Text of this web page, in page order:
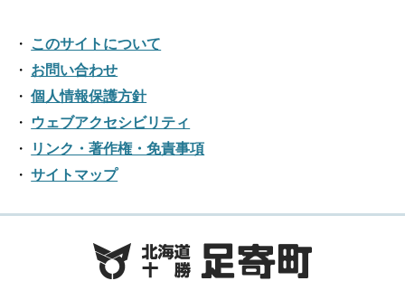
2024年01月
2023年02月
2023年01月
2022年03月
2022年02月
2021年04月
2021年03月
2021年02月
2021年01月
2020年05月
2020年04月
2020年03月
2019年07月
2019年06月
2019年05月
2019年02月
2018年08月
2018年07月
2018年06月
2018年05月
2018年04月
2018年03月
2017年08月
2017年07月
2017年06月
2017年05月
2017年04月
2016年10月
2016年09月
2016年08月
2016年05月
このサイトについて
お問い合わせ
個人情報保護方針
ウェブアクセシビリティ
リンク・著作権・免責事項
サイトマップ